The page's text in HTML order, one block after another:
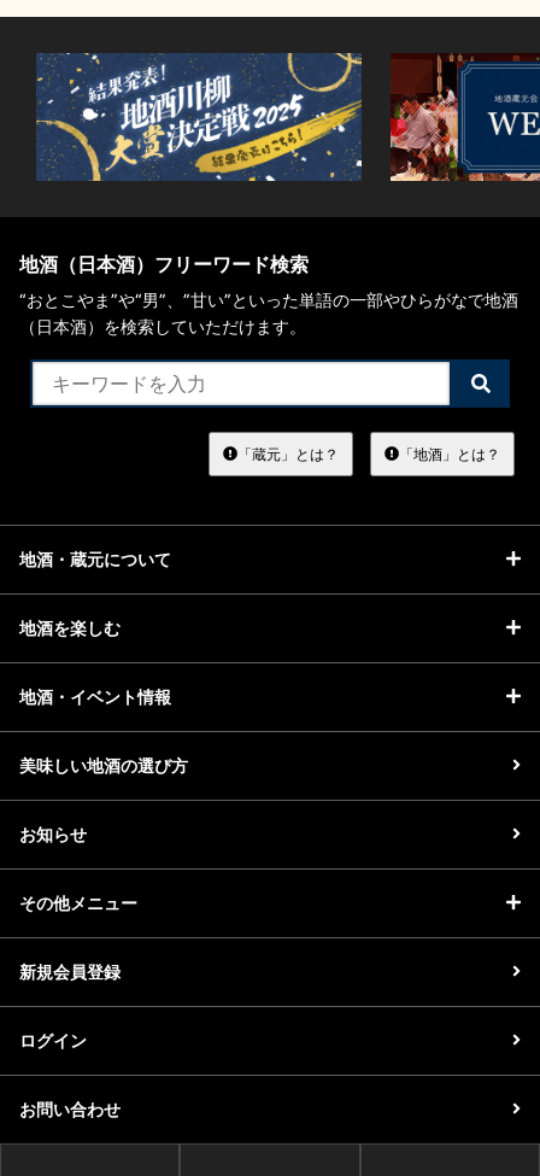
地酒（日本酒）フリーワード検索
“おとこやま”や“男”、”甘い”といった単語の一部やひらがなで地酒
（日本酒）を検索していただけます。
検
索
る
「蔵元」とは？ 「地酒」とは？
地酒・蔵元について
地酒を楽しむ
地酒・イベント情報
美味しい地酒の選び方
お知らせ
その他メニュー
新規会員登録
ログイン
お問い合わせ